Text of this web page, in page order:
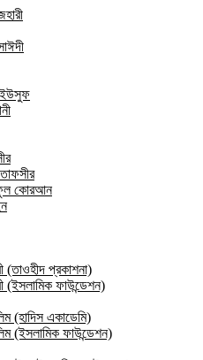
ইউসুফ
কোরআন
(তাওহীদ প্রকাশনা)
(ইসলামিক ফাউন্ডেশন)
(হাদিস একাডেমি)
(ইসলামিক ফাউন্ডেশন)